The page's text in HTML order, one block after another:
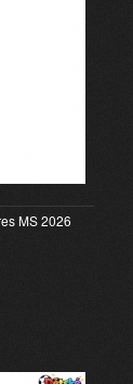
MS 2026